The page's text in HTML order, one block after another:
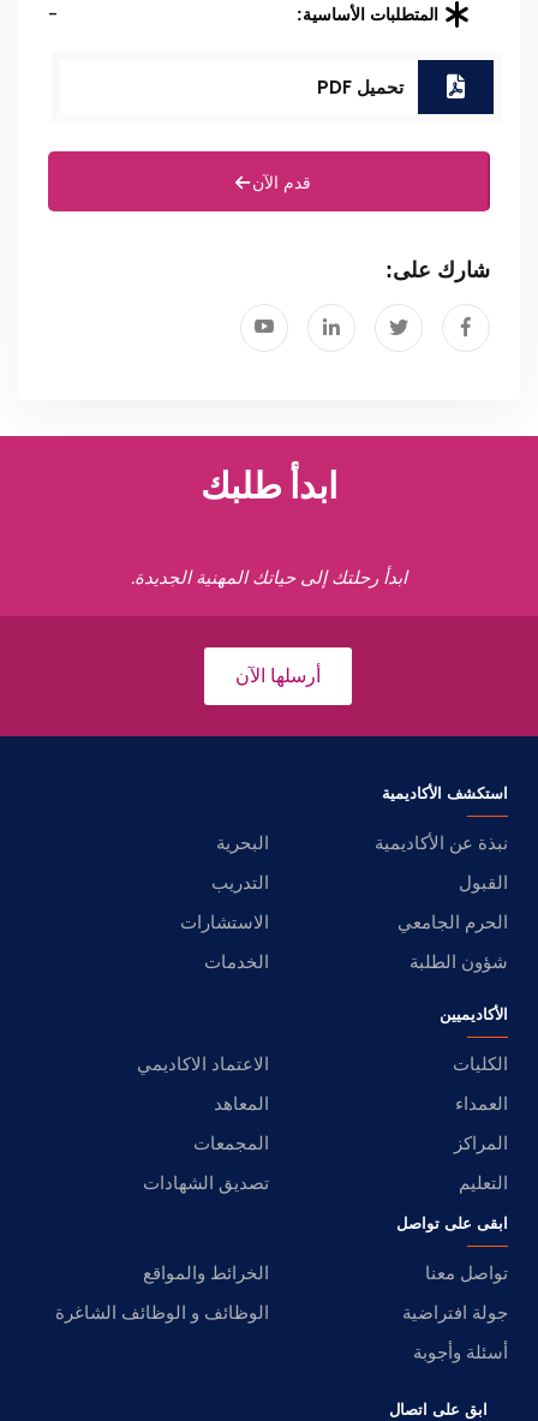
المتطلبات الأساسية: -
تحميل PDF
قدم الآن
شارك على:
ابدأ طلبك
ابدأ رحلتك إلى حياتك المهنية الجديدة.
أرسلها الآن
استكشف الأكاديمية
نبذة عن الأكاديمية
البحرية
القبول
التدريب
الحرم الجامعي
الاستشارات
شؤون الطلبة
الخدمات
الأكاديميين
الكليات
الاعتماد الاكاديمي
العمداء
المعاهد
المراكز
المجمعات
التعليم
تصديق الشهادات
ابقى على تواصل
تواصل معنا
الخرائط والمواقع
جولة افتراضية
الوظائف و الوظائف الشاغرة
أسئلة وأجوبة
ابق على اتصال